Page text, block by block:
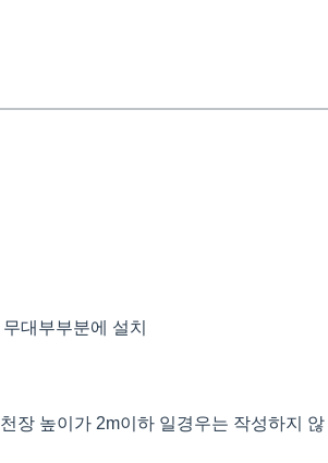
대부부분에 설치
장 높이가 2m이하 일경우는 작성하지 않